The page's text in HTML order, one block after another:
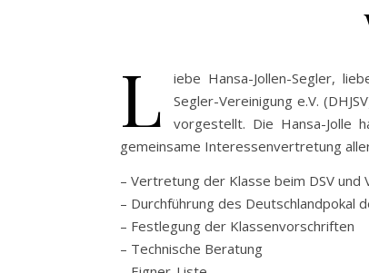
L
iebe Hansa-Jollen-Segler,
Segler-Vereinigung e.V.
vorgestellt. Die Hansa-Jolle
gemeinsame Interessenvertretung
– Vertretung der Klasse beim DSV und
– Durchführung des Deutschlandpokal
– Festlegung der Klassenvorschriften
– Technische Beratung